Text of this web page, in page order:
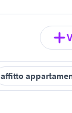
affitto